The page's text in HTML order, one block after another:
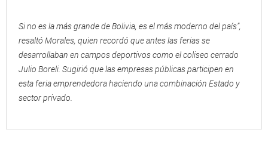
Si no es la más grande de Bolivia, es el más moderno del país”,
resaltó Morales, quien recordó que antes las ferias se
desarrollaban en campos deportivos como el coliseo cerrado
Julio Boreli. Sugirió que las empresas públicas participen en
esta feria emprendedora haciendo una combinación Estado y
sector privado.